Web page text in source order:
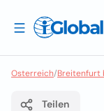
Osterreich/Breitenfurt
Teilen